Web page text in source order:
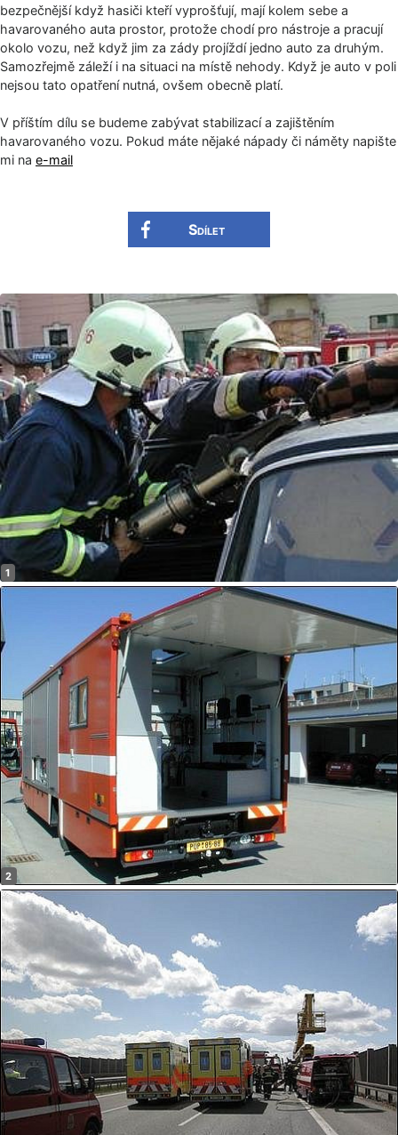
bezpečnější když hasiči kteří vyprošťují, mají kolem sebe a
havarovaného auta prostor, protože chodí pro nástroje a pracují
okolo vozu, než když jim za zády projíždí jedno auto za druhým.
Samozřejmě záleží i na situaci na místě nehody. Když je auto v poli
nejsou tato opatření nutná, ovšem obecně platí.
V příštím dílu se budeme zabývat stabilizací a zajištěním
havarovaného vozu. Pokud máte nějaké nápady či náměty napište
mi na e-mail
Sdílet